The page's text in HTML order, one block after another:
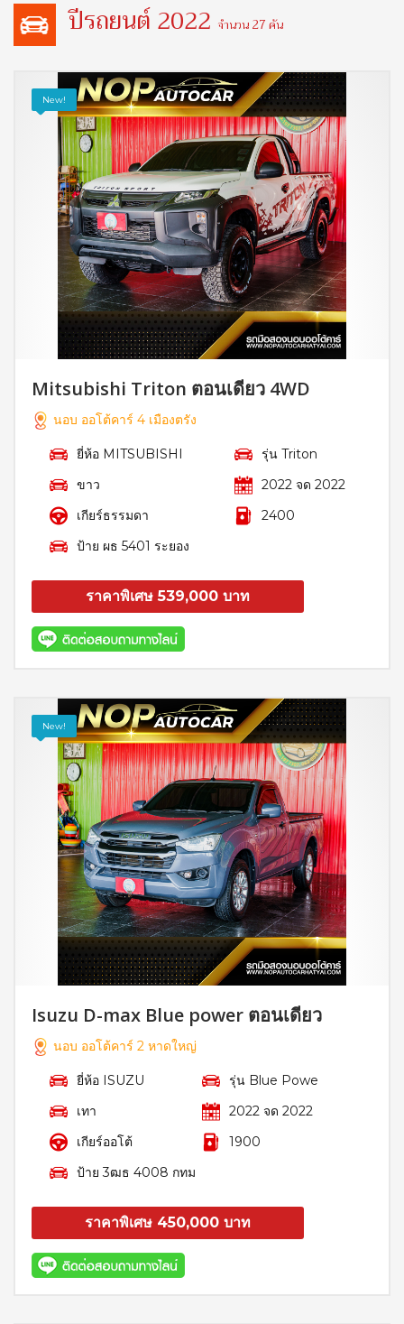
ปีรถยนต์ 2022 จำนวน 27 คัน
New!
Mitsubishi Triton ตอนเดียว 4WD
นอบ ออโต้คาร์ 4 เมืองตรัง
ยี่ห้อ MITSUBISHI
รุ่น Triton
ขาว
2022 จด 2022
เกียร์ธรรมดา
2400
ป้าย ผธ 5401 ระยอง
ราคาพิเศษ 539,000 บาท
New!
Isuzu D-max Blue power ตอนเดียว
นอบ ออโต้คาร์ 2 หาดใหญ่
ยี่ห้อ ISUZU
รุ่น Blue Powe
เทา
2022 จด 2022
เกียร์ออโต้
1900
ป้าย 3ฒธ 4008 กทม
ราคาพิเศษ 450,000 บาท